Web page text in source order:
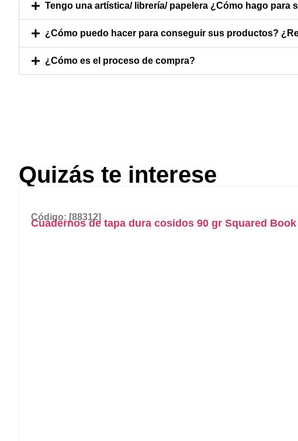
Tengo una artística/ librería/ papelera ¿Cómo hago
¿Cómo puedo hacer para conseguir sus productos?
¿Cómo es el proceso de compra?
Quizás te interese
Código: [88312]
Cuadernos de tapa dura cosidos 90 gr Squared